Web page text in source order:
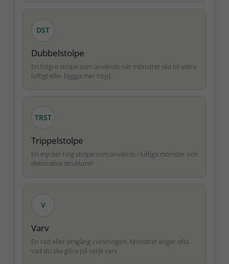
DST
Dubbelstolpe
En högre stolpe som används när mönstret ska bli extra
luftigt eller bygga mer höjd.
TRST
Trippelstolpe
En mycket hög stolpe som används i luftiga mönster och
dekorativa strukturer.
V
Varv
En rad eller omgång i virkningen. Mönstret anger ofta
vad du ska göra på varje varv.